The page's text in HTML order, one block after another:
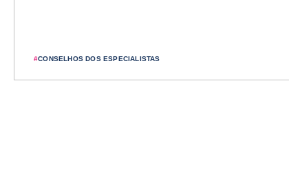
#CONSELHOS DOS ESPECIALISTAS